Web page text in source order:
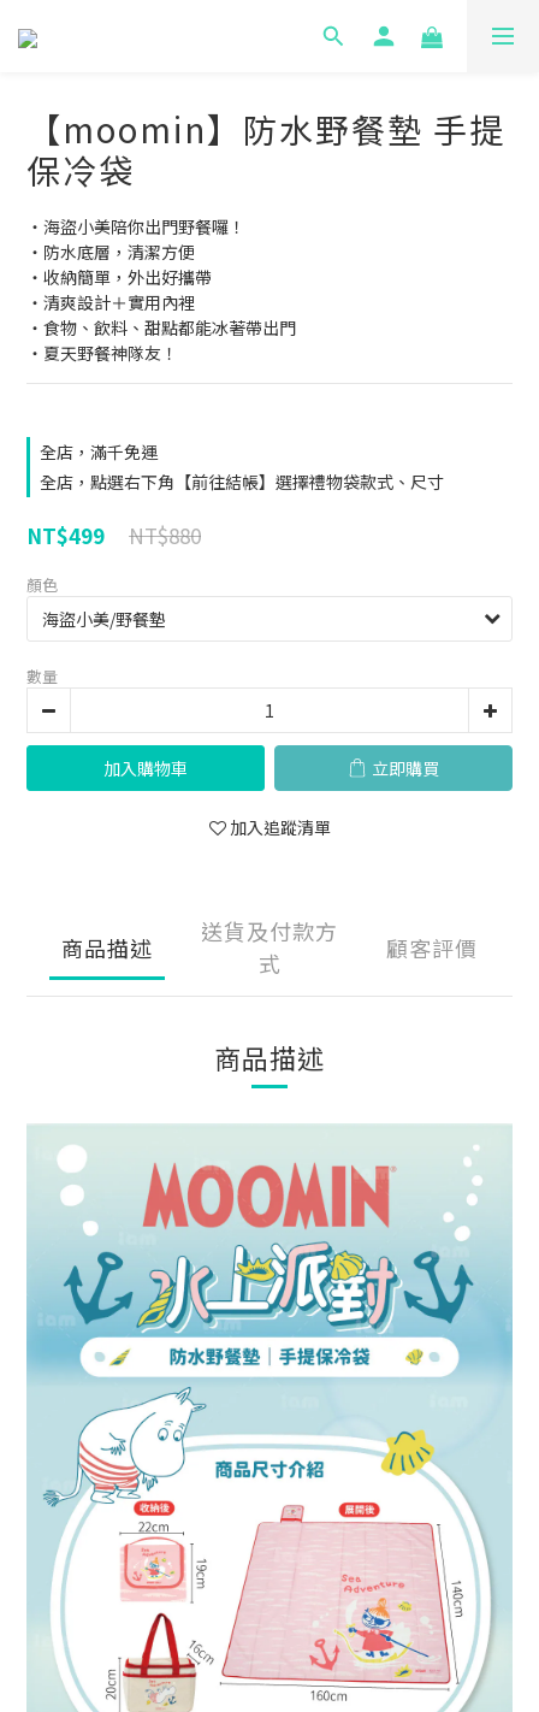
【moomin】防水野餐墊 手提
保冷袋
・海盜小美陪你出門野餐囉！
・防水底層，清潔方便
・收納簡單，外出好攜帶
・清爽設計＋實用內裡
・食物、飲料、甜點都能冰著帶出門
・夏天野餐神隊友！
全店，滿千免運
全店，點選右下角【前往結帳】選擇禮物袋款式、尺寸
NT$880
NT$499
顏色
數量
加入購物車 立即購買
加入追蹤清單
商品描述
送貨及付款方
式
顧客評價
商品描述